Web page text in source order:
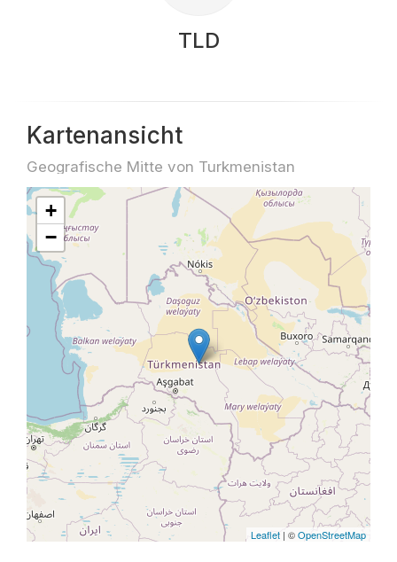
TLD
Kartenansicht
Geografische Mitte von Turkmenistan
+
−
Leaflet | ©OpenStreetMap